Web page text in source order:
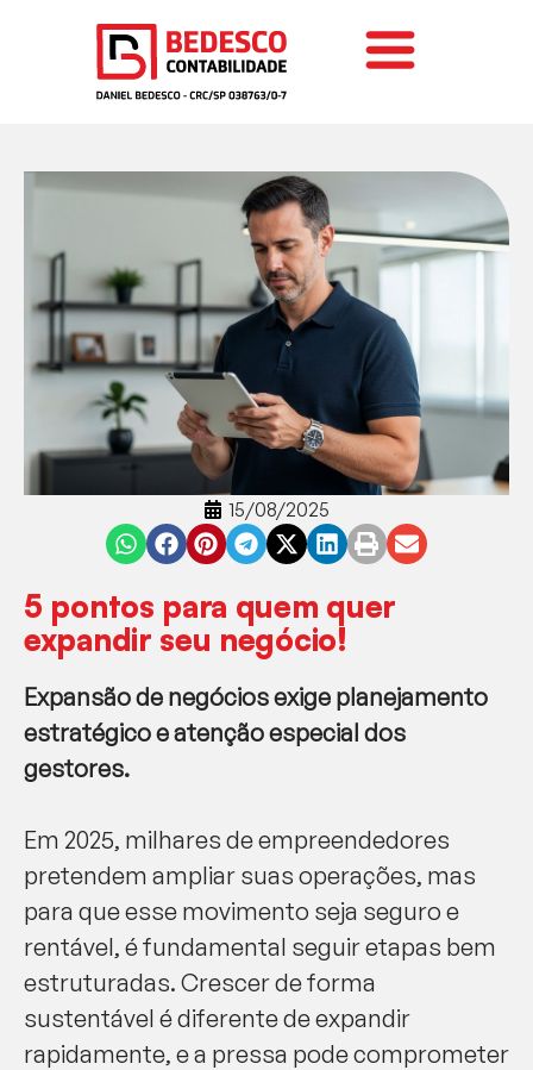
15/08/2025
5 pontos para quem quer
expandir seu negócio!
Expansão de negócios exige planejamento
estratégico e atenção especial dos
gestores.
Em 2025, milhares de empreendedores
pretendem ampliar suas operações, mas
para que esse movimento seja seguro e
rentável, é fundamental seguir etapas bem
estruturadas. Crescer de forma
sustentável é diferente de expandir
rapidamente, e a pressa pode comprometer